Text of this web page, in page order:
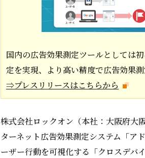
国内の広告効果測定ツールとしては
定を実現、より高い精度で広告効果
⇒プレスリリースはこちらから
株式会社ロックオン（本社：大阪府大
ターネット広告効果測定システム「ア
ーザー行動を可視化する「クロスデバ